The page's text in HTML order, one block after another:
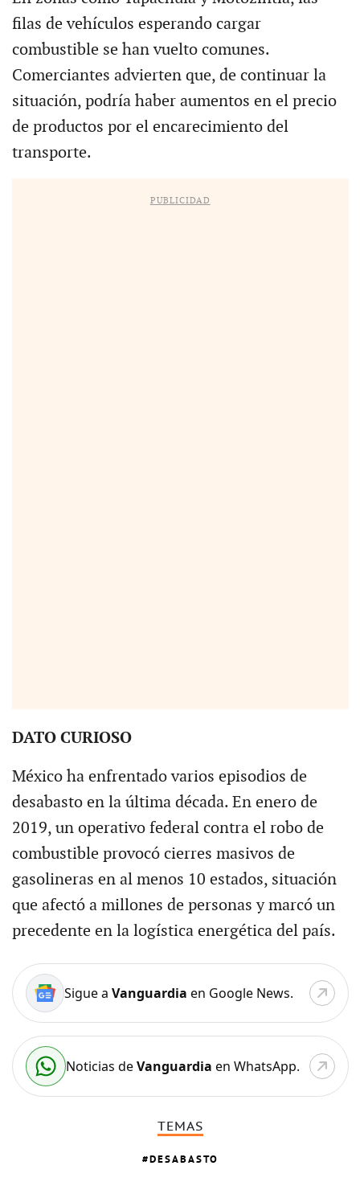
filas de vehículos esperando cargar
combustible se han vuelto comunes.
Comerciantes advierten que, de continuar la
situación, podría haber aumentos en el precio
de productos por el encarecimiento del
transporte.
PUBLICIDAD
DATO CURIOSO
México ha enfrentado varios episodios de
desabasto en la última década. En enero de
2019, un operativo federal contra el robo de
combustible provocó cierres masivos de
gasolineras en al menos 10 estados, situación
que afectó a millones de personas y marcó un
precedente en la logística energética del país.
Sigue a Vanguardia en Google News.
Noticias deVanguardia en WhatsApp.
TEMAS
DESABASTO